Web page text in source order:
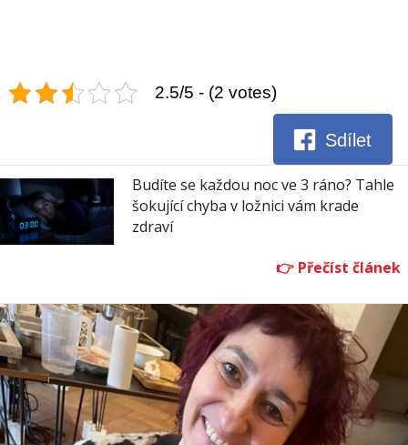
2.5/5 - (2 votes)
Sdílet
Budíte se každou noc ve 3 ráno? Tahle
šokující chyba v ložnici vám krade
zdraví